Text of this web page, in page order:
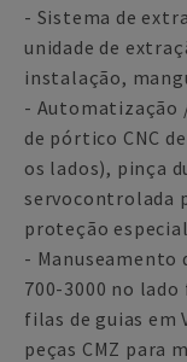
- Sistema de
unidade de
instalação,
- Automatização
de pórtico CNC
os lados), pinça
servocontrolada
proteção
- Manuseamento
700-3000 no
filas de guias em
peças CMZ para